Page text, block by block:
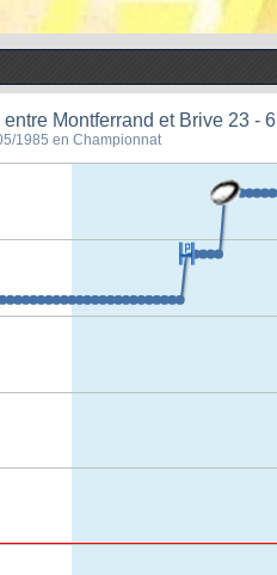
Montferrand et Brive 23 - 6
1985 en Championnat